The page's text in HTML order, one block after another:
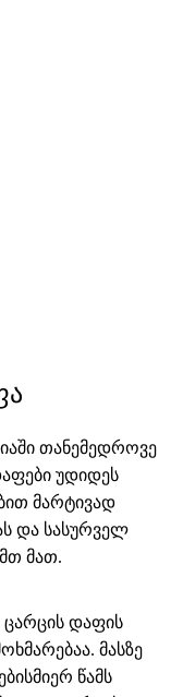
თანემედროვე
უდიდეს
მარტივად
და სასურველ
მათ.
ცარცის დაფის
მასზე
წამს